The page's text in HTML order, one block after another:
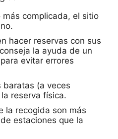
complicada, el sitio
hacer reservas con sus
la ayuda de un
evitar errores
baratas (a veces
reserva física.
la recogida son más
estaciones que la